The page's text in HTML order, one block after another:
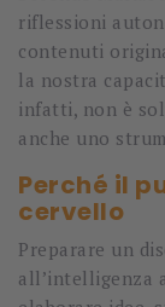
riflessioni
contenuti
la nostra
infatti, non è
anche uno
Perché il
cervello
Preparare un
all’intelligenza